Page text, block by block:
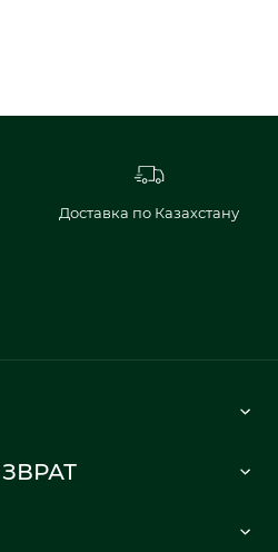
Доставка по Казахстану
персональных данных